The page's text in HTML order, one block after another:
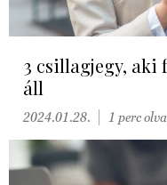
3 csillagjegy, aki
áll
2024.01.28. 1 perc